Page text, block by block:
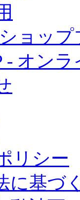
ョッ
- オン
リシー
に基づ